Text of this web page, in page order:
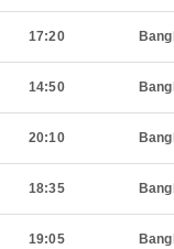
17:20
14:50
20:10
18:35
19:05